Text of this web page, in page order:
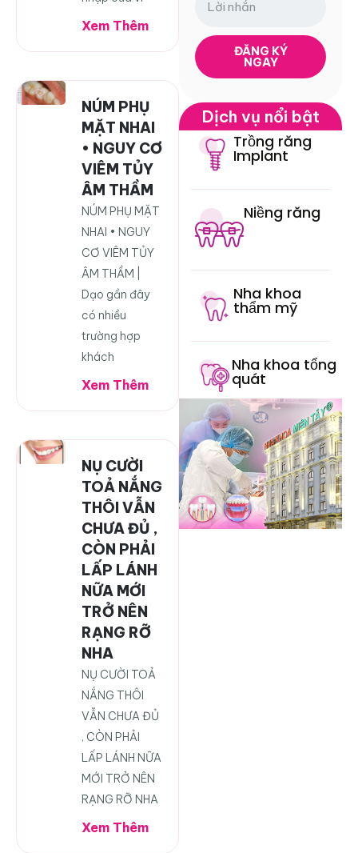
Xem Thêm
NÚM PHỤ
MẶT NHAI
• NGUY CƠ
VIÊM TỦY
ÂM THẦM
NÚM PHỤ MẶT
NHAI • NGUY
CƠ VIÊM TỦY
ÂM THẦM |
Dạo gần đây
có nhiều
trường hợp
khách
Xem Thêm
NỤ CƯỜI
TOẢ NẮNG
THÔI VẪN
CHƯA ĐỦ ,
CÒN PHẢI
LẤP LÁNH
NỮA MỚI
TRỞ NÊN
RẠNG RỠ
NHA
NỤ CƯỜI TOẢ
NẮNG THÔI
VẪN CHƯA ĐỦ
, CÒN PHẢI
LẤP LÁNH NỮA
MỚI TRỞ NÊN
RẠNG RỠ NHA
Xem Thêm
ĐĂNG KÝ
NGAY
Dịch vụ nổi bật
Trồng răng
Implant
Niềng răng
Nha khoa
thẩm mỹ
Nha khoa tổng
quát